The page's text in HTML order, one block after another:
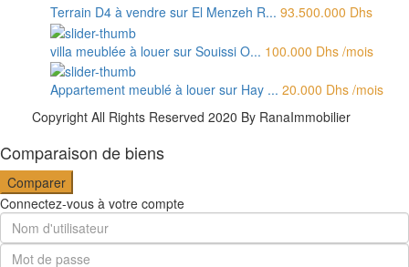
Terrain D4 à vendre sur El Menzeh R... 93.500.000 Dhs
villa meublée à louer sur Souissi O... 100.000 Dhs /mois
Appartement meublé à louer sur Hay ... 20.000 Dhs /mois
Copyright All Rights Reserved 2020 By RanaImmobilier
Comparaison de biens
Comparer
Connectez-vous à votre compte